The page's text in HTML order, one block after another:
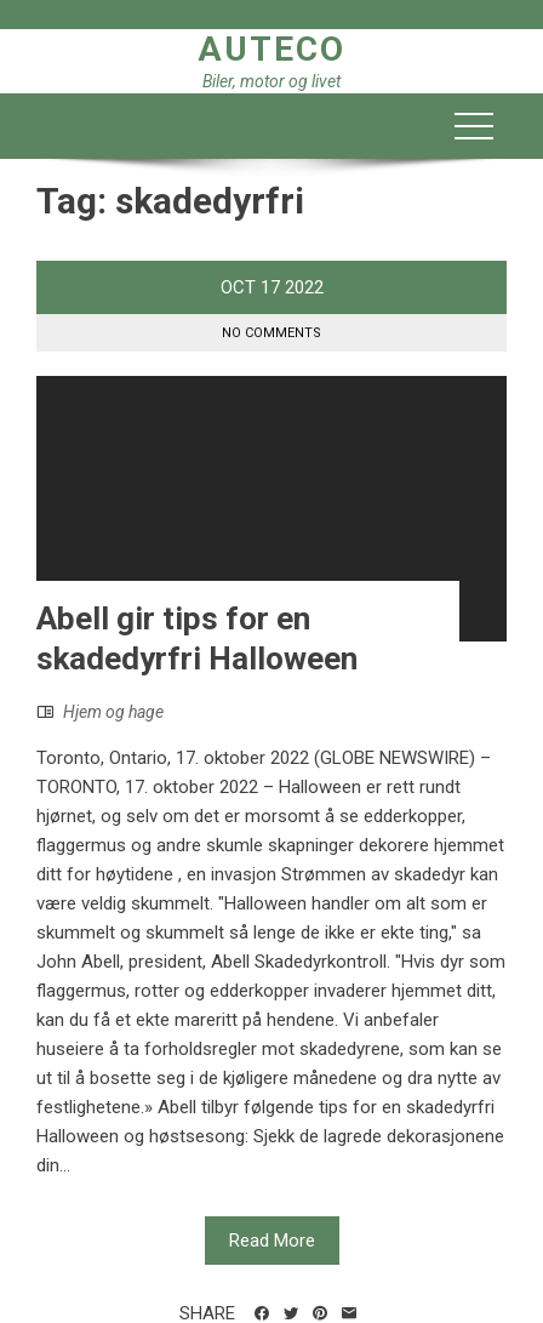
AUTECO
Biler, motor og livet
Tag: skadedyrfri
OCT 17 2022
NO COMMENTS
Abell gir tips for en
skadedyrfri Halloween
Hjem og hage
Toronto, Ontario, 17. oktober 2022 (GLOBE NEWSWIRE) –
TORONTO, 17. oktober 2022 – Halloween er rett rundt
hjørnet, og selv om det er morsomt å se edderkopper,
flaggermus og andre skumle skapninger dekorere hjemmet
ditt for høytidene , en invasjon Strømmen av skadedyr kan
være veldig skummelt. "Halloween handler om alt som er
skummelt og skummelt så lenge de ikke er ekte ting," sa
John Abell, president, Abell Skadedyrkontroll. "Hvis dyr som
flaggermus, rotter og edderkopper invaderer hjemmet ditt,
kan du få et ekte mareritt på hendene. Vi anbefaler
huseiere å ta forholdsregler mot skadedyrene, som kan se
ut til å bosette seg i de kjøligere månedene og dra nytte av
festlighetene.» Abell tilbyr følgende tips for en skadedyrfri
Halloween og høstsesong: Sjekk de lagrede dekorasjonene
din...
Read More
SHARE